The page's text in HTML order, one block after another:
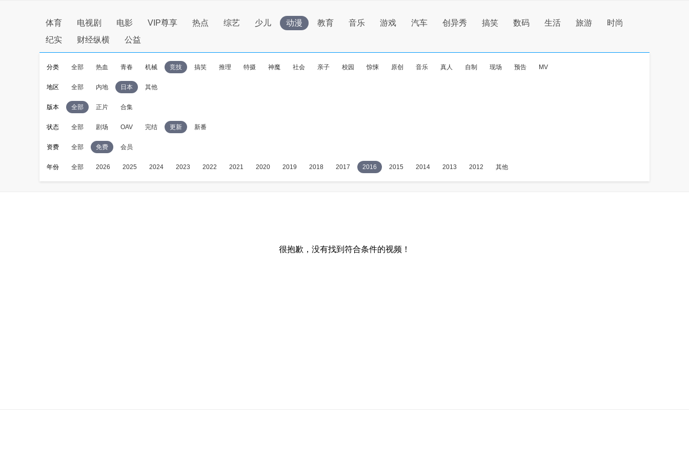
体育 电视剧 电影 VIP尊享 热点 综艺 少儿 动漫 教育 音乐 游戏 汽车 创异秀 搞笑 数码 生活 旅游
时尚
纪实
财经纵横 公益
分类 全部 热血 青春 机械 竞技 搞笑 推理 特摄 神魔 社会 亲子 校园 惊悚 原创 音乐 真人 自制 现场 预告 MV
地区 全部 内地 日本 其他
版本 全部 正片 合集
状态 全部 剧场 OAV 完结 更新 新番
资费 全部 免费 会员
年份 全部 2026 2025 2024 2023 2022 2021 2020 2019 2018 2017 2016 2015 2014 2013 2012 其他
很抱歉，没有找到符合条件的视频！